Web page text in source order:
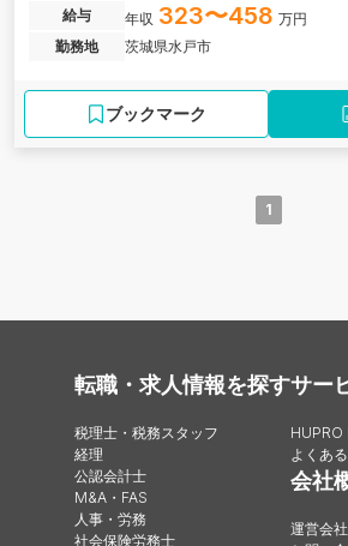
給与 年収 323〜458 万円
勤務地
茨城県水戸市
ブックマーク
1
転職・求人情報を探す
税理士・税務スタッフ
経理
公認会計士
M&A・FAS
人事・労務
社会保険労務士
サー
HUPRO
よくあ
会社
運営会社